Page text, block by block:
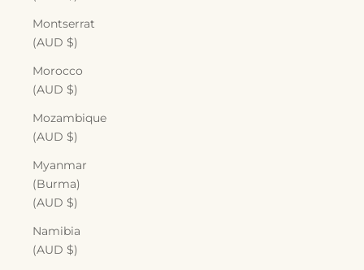
Montserrat
(AUD $)
Morocco
(AUD $)
Mozambique
(AUD $)
Myanmar
(Burma)
(AUD $)
Namibia
(AUD $)